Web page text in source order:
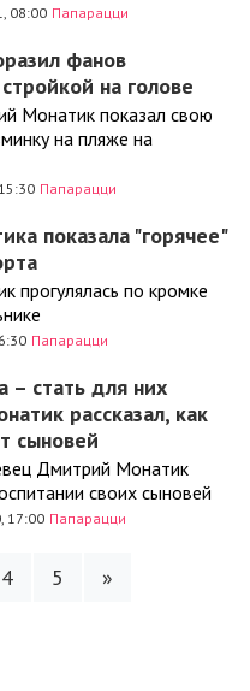
08:00 Папарацци
фанов
на голове
Монатик показал свою
на пляже на
Папарацци
показала "горячее"
прогулялась по кромке
Папарацци
– стать для них
рассказал, как
сыновей
Дмитрий Монатик
своих сыновей
17:00 Папарацци
4 5 »